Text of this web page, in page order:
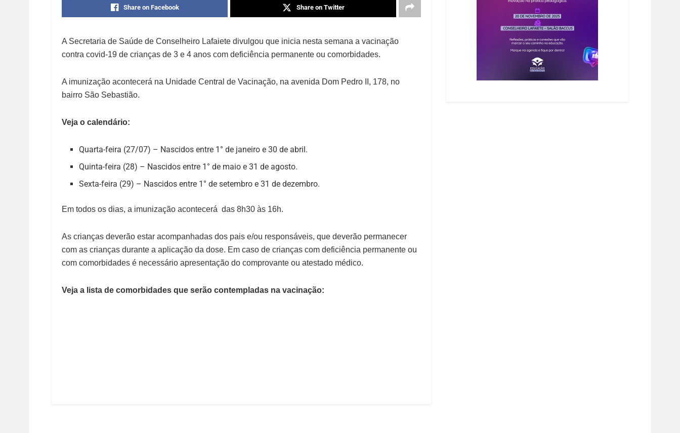
Share on Facebook Share on Twitter
A Secretaria de Saúde de Conselheiro Lafaiete divulgou que inicia nesta semana a vacinação
contra covid-19 de crianças de 3 e 4 anos com deficiência permanente ou comorbidades.
A imunização acontecerá na Unidade Central de Vacinação, na avenida Dom Pedro II, 178, no
bairro São Sebastião.
Veja o calendário:
Quarta-feira (27/07) – Nascidos entre 1° de janeiro e 30 de abril.
Quinta-feira (28) – Nascidos entre 1° de maio e 31 de agosto.
Sexta-feira (29) – Nascidos entre 1° de setembro e 31 de dezembro.
Em todos os dias, a imunização acontecerá das 8h30 às 16h.
As crianças deverão estar acompanhadas dos pais e/ou responsáveis, que deverão permanecer
com as crianças durante a aplicação da dose. Em caso de crianças com deficiência permanente ou
com comorbidades é necessário apresentação do comprovante ou atestado médico.
Veja a lista de comorbidades que serão contempladas na vacinação: